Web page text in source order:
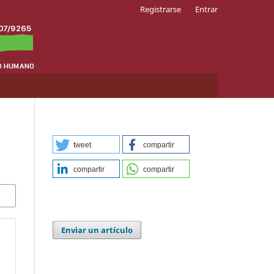
Registrarse Entrar
tweet compartir
compartir compartir
Enviar un artículo